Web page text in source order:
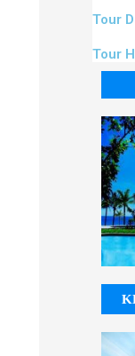
Tour
Tour